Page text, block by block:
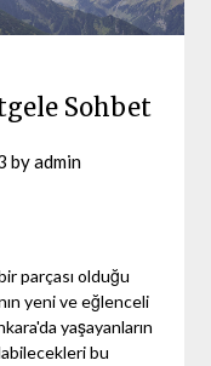
Sohbet
byadmin
bir parçası olduğu
yeni ve eğlenceli
yaşayanların
bu